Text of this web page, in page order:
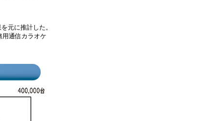
元に推計した。
用通信カラオケ